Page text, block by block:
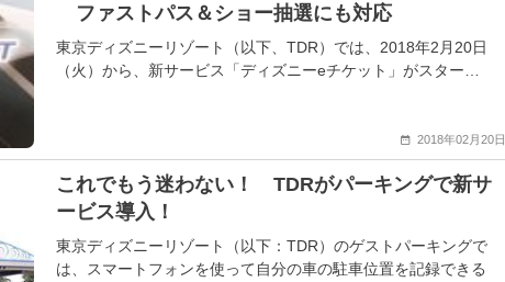
ファストパス＆ショー抽選にも対応
東京ディズニーリゾート（以下、TDR）では、2018年2月20日
（火）から、新サービス「ディズニーeチケット」がスター…
2018年02月20日
これでもう迷わない！ TDRがパーキングで新サ
ービス導入！
東京ディズニーリゾート（以下：TDR）のゲストパーキングで
は、スマートフォンを使って自分の車の駐車位置を記録できる